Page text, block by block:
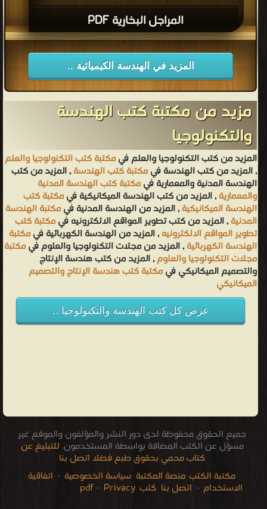
المراجل البخارية PDF
المزيد في الهندسة الكيميائية ..
مزيد من مكتبة كتب الهندسة
والتكنولوجيا
المزيد من كتب التكنولوجيا والعلم فيمكتبة كتب التكنولوجيا والعلم
, المزيد من كتب الهندسة فيمكتبة كتب الهندسة, المزيد من كتب
الهندسة المدنية والمعمارية فيمكتبة كتب الهندسة المدنية
والمعمارية, المزيد من كتب الهندسة الميكانيكية فيمكتبة كتب
الهندسة الميكانيكية, المزيد من الهندسة المدنية فيمكتبة الهندسة
المدنية, المزيد من كتب تطوير المواقع الالكترونيه فيمكتبة كتب
تطوير المواقع الالكترونيه, المزيد من الهندسة الكهربائية فيمكتبة
الهندسة الكهربائية, المزيد من مجلات التكنولوجيا والعلوم فيمكتبة
مجلات التكنولوجيا والعلوم, المزيد من كتب هندسة الإنتاج
والتصميم الميكانيكي فيمكتبة كتب هندسة الإنتاج والتصميم
الميكانيكي
عرض كل كتب الهندسة والتكنولوجيا ..
جميع الحقوق محفوظة لدى دور النشر والمؤلفون والموقع غير
مسؤل عن الكتب المضافة بواسطة المستخدمون. للتبليغ عن
كتاب محمي بحقوق طبع فضلا اتصل بنا
مكتبة الكتب منصة المكتبة سياسة الخصوصية · اتفاقية
الاستخدام · اتصل بنا كتب pdf · Privacy